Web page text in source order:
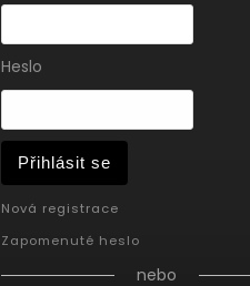
Heslo
Přihlásit se
Nová registrace
Zapomenuté heslo
nebo